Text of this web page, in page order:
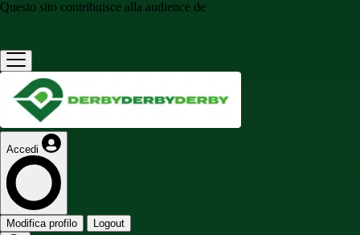
Questo sito contribuisce alla audience de
Accedi
Modifica profilo Logout